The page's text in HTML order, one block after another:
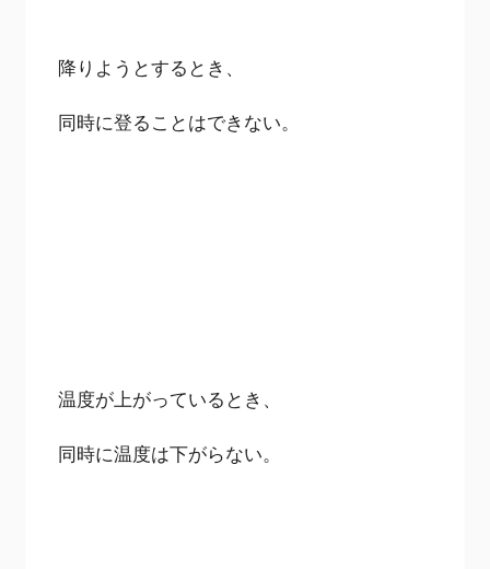
降りようとするとき、
同時に登ることはできない。
温度が上がっているとき、
同時に温度は下がらない。